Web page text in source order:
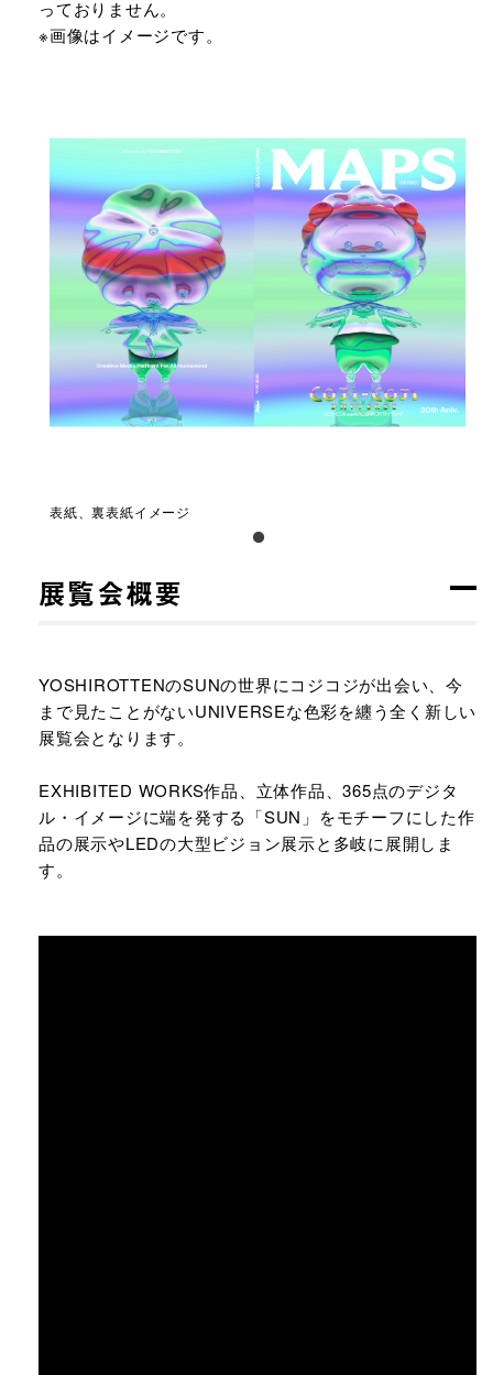
っておりません。
※画像はイメージです。
表紙、裏表紙イメージ
展覧会概要
YOSHIROTTENのSUNの世界にコジコジが出会い、今
まで見たことがないUNIVERSEな色彩を纏う全く新しい
展覧会となります。
EXHIBITED WORKS作品、立体作品、365点のデジタ
ル・イメージに端を発する「SUN」をモチーフにした作
品の展示やLEDの大型ビジョン展示と多岐に展開しま
す。